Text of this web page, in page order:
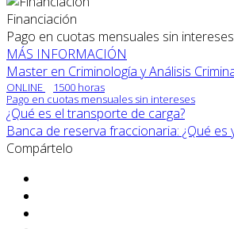
Financiación
Pago en cuotas mensuales sin intereses
MÁS INFORMACIÓN
Master en Criminología y Análisis
ONLINE
1500 horas
Pago en cuotas mensuales sin intereses
¿Qué es el transporte de carga?
Banca de reserva fraccionaria: ¿Qué es
Compártelo